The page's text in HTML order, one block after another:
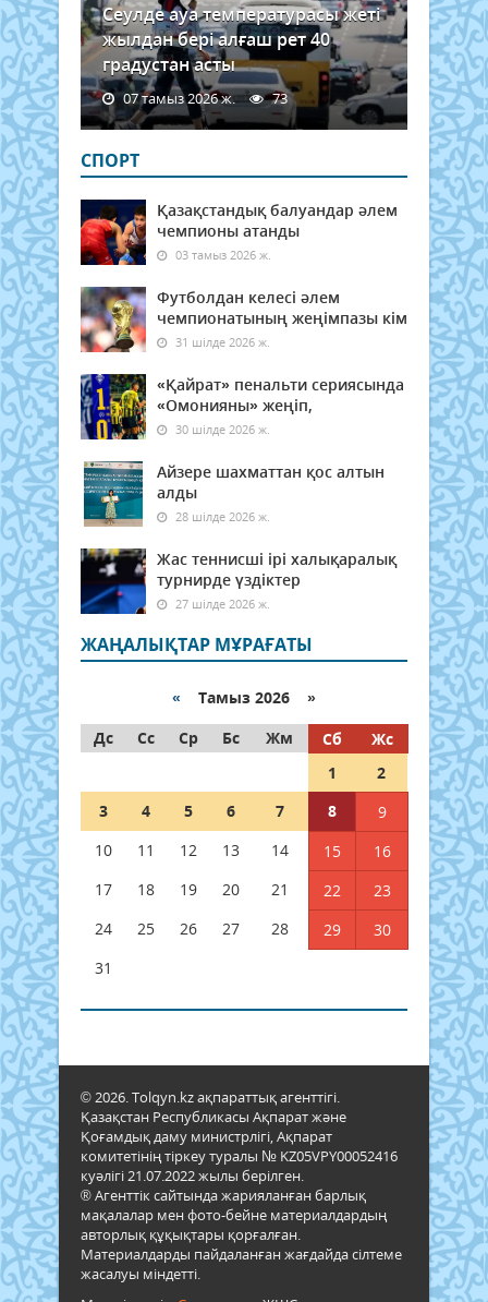
Сеулде ауа температурасы жеті
жылдан бері алғаш рет 40
градустан асты
07 тамыз 2026 ж. 73
СПОРТ
Қазақстандық балуандар әлем
чемпионы атанды
03 тамыз 2026 ж.
Футболдан келесі әлем
чемпионатының жеңімпазы кім
31 шілде 2026 ж.
«Қайрат» пенальти сериясында
«Омонияны» жеңіп,
30 шілде 2026 ж.
Айзере шахматтан қос алтын
алды
28 шілде 2026 ж.
Жас теннисші ірі халықаралық
турнирде үздіктер
27 шілде 2026 ж.
ЖАҢАЛЫҚТАР МҰРАҒАТЫ
« Тамыз 2026 »
Дс
Сс Ср Бс Жм Сб
Жс
1
2
3
4 5 6 7 8
9
10
11 12 13 14 15
16
17
18 19 20 21 22
23
24
25 26 27 28 29
30
31
© 2026. Tolqyn.kz ақпараттық агенттігі.
Қазақстан Республикасы Ақпарат және
Қоғамдық даму министрлігі, Ақпарат
комитетінің тіркеу туралы № KZ05VPY00052416
куәлігі 21.07.2022 жылы берілген.
® Агенттік сайтында жарияланған барлық
мақалалар мен фото-бейне материалдардың
авторлық құқықтары қорғалған.
Материалдарды пайдаланған жағдайда сілтеме
жасалуы міндетті.